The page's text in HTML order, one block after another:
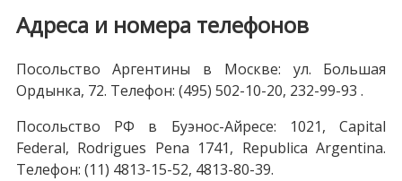
Адреса и номера телефонов
Посольство Аргентины в Москве: ул. Большая
Ордынка, 72. Телефон: (495) 502-10-20, 232-99-93 .
Посольство РФ в Буэнос-Айресе: 1021, Capital
Federal, Rodrigues Pena 1741, Republica Argentina.
Телефон: (11) 4813-15-52, 4813-80-39.